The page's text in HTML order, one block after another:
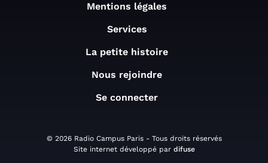
Mentions légales
Services
La petite histoire
Nous rejoindre
Se connecter
© 2026 Radio Campus Paris - Tous droits réservés
Site internet développé par difuse